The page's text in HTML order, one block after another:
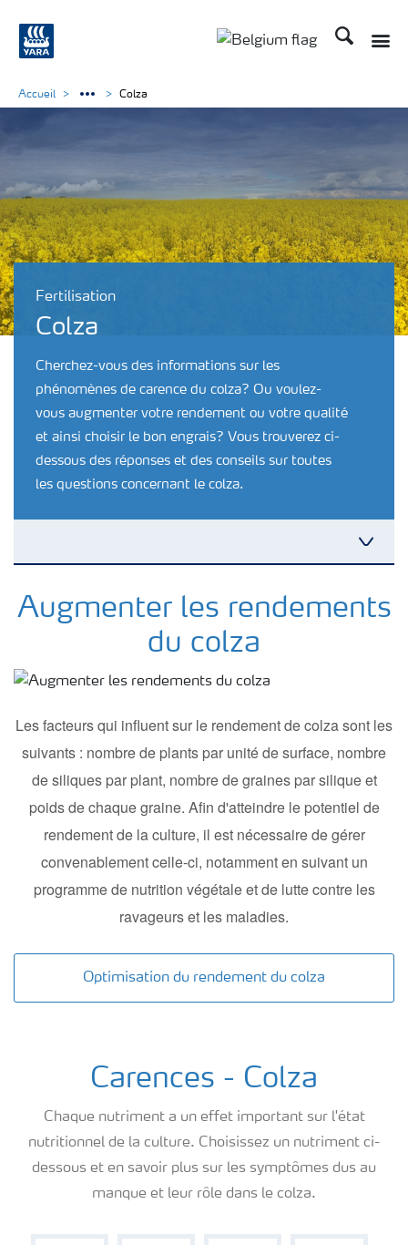
Recherche
Fertilisation
Colza
Cherchez-vous des informations sur les
phénomènes de carence du colza? Ou voulez-
vous augmenter votre rendement ou votre qualité
et ainsi choisir le bon engrais? Vous trouverez ci-
dessous des réponses et des conseils sur toutes
les questions concernant le colza.
Nutrition des cultures
Cultivez l'avenir
Yara Newsletters
Accueil Colza
Augmenter les rendements
du colza
Les facteurs qui influent sur le rendement de colza sont les
suivants : nombre de plants par unité de surface, nombre
de siliques par plant, nombre de graines par silique et
poids de chaque graine. Afin d'atteindre le potentiel de
rendement de la culture, il est nécessaire de gérer
convenablement celle-ci, notamment en suivant un
programme de nutrition végétale et de lutte contre les
ravageurs et les maladies.
Optimisation du rendement du colza
Carences - Colza
Chaque nutriment a un effet important sur l'état
nutritionnel de la culture. Choisissez un nutriment ci-
dessous et en savoir plus sur les symptômes dus au
manque et leur rôle dans le colza.